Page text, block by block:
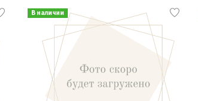
В наличии